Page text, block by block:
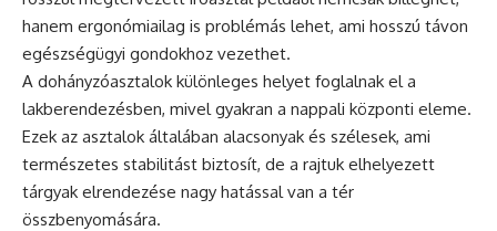
hanem ergonómiailag is problémás lehet, ami hosszú távon
egészségügyi gondokhoz vezethet.
A dohányzóasztalok különleges helyet foglalnak el a
lakberendezésben, mivel gyakran a nappali központi eleme.
Ezek az asztalok általában alacsonyak és szélesek, ami
természetes stabilitást biztosít, de a rajtuk elhelyezett
tárgyak elrendezése nagy hatással van a tér
összbenyomására.